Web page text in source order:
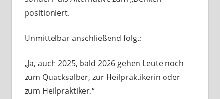
positioniert.
Unmittelbar anschließend folgt:
„Ja, auch 2025, bald 2026 gehen Leute noch
zum Quacksalber, zur Heilpraktikerin oder
zum Heilpraktiker.“